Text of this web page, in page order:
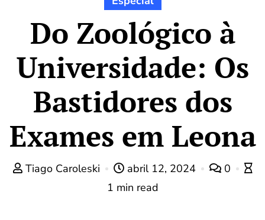
Do Zoológico à
Universidade: Os
Bastidores dos
Exames em Leona
Tiago Caroleski abril 12, 2024
0
1 min read